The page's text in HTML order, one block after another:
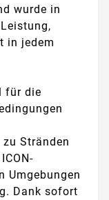
wurde in
in jedem
für die
Stränden
Umgebungen
Dank sofort